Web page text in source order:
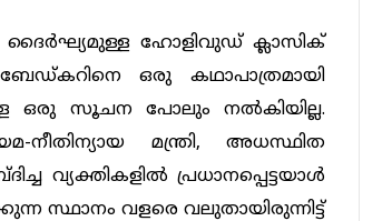
ദൈര്‍ഘ്യമുള്ള ഹോളിവുഡ് ക്ലാസിക്
ഒരു കഥാപാത്രമായി
ഒരു സൂചന പോലും നല്‍കിയില്ല.
മന്ത്രി, അധസ്ഥിത
വ്യക്തികളില്‍ പ്രധാനപ്പെട്ടയാൾ
സ്ഥാനം വളരെ വലുതായിരുന്നിട്ട്